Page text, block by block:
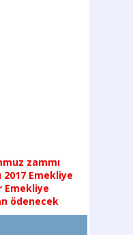
zammı
2017 Emekliye
Emekliye
ödenecek